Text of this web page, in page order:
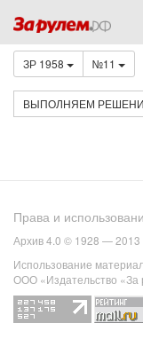
ЗР 1958 №11
ВЫПОЛНЯЕМ
Права и
Архив 4.0 © 1928 —
Использование
ООО «Издательство «За